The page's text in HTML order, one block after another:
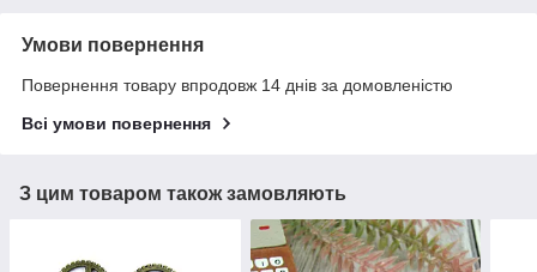
Умови повернення
Повернення товару впродовж 14 днів за домовленістю
Всі умови повернення
З цим товаром також замовляють